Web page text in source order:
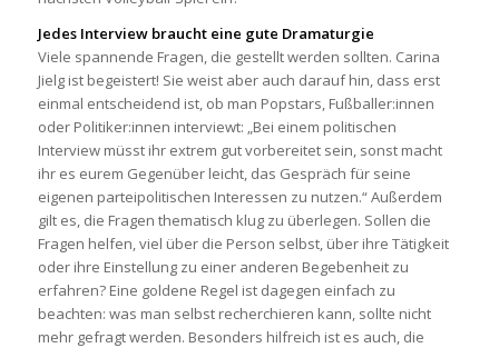
Jedes Interview braucht eine gute Dramaturgie
Viele spannende Fragen, die gestellt werden sollten. Carina
Jielg ist begeistert! Sie weist aber auch darauf hin, dass erst
einmal entscheidend ist, ob man Popstars, Fußballer:innen
oder Politiker:innen interviewt: „Bei einem politischen
Interview müsst ihr extrem gut vorbereitet sein, sonst macht
ihr es eurem Gegenüber leicht, das Gespräch für seine
eigenen parteipolitischen Interessen zu nutzen.“ Außerdem
gilt es, die Fragen thematisch klug zu überlegen. Sollen die
Fragen helfen, viel über die Person selbst, über ihre Tätigkeit
oder ihre Einstellung zu einer anderen Begebenheit zu
erfahren? Eine goldene Regel ist dagegen einfach zu
beachten: was man selbst recherchieren kann, sollte nicht
mehr gefragt werden. Besonders hilfreich ist es auch, die